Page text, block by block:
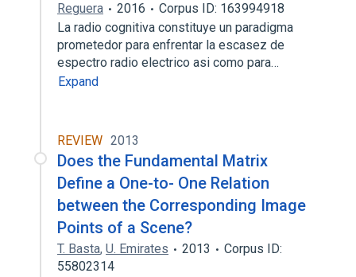
Reguera
2016
Corpus ID: 163994918
La radio cognitiva constituye un paradigma
prometedor para enfrentar la escasez de
espectro radio electrico asi como para…
Expand
REVIEW 2013
Does the Fundamental Matrix
Define a One-to- One Relation
between the Corresponding Image
Points of a Scene?
T. Basta, U. Emirates 2013
Corpus ID:
55802314